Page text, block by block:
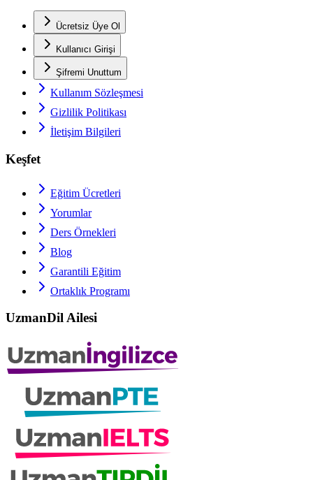
Ücretsiz Üye Ol
Kullanıcı Girişi
Şifremi Unuttum
Kullanım Sözleşmesi
Gizlilik Politikası
İletişim Bilgileri
Keşfet
Eğitim Ücretleri
Yorumlar
Ders Örnekleri
Blog
Garantili Eğitim
Ortaklık Programı
UzmanDil Ailesi